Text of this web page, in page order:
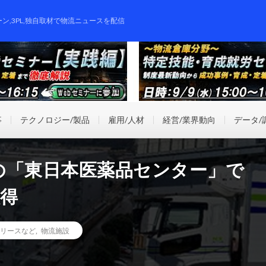
,3PL,独自取材で物流ニュースを配信
テクノロジー/製品 雇用/人材 経営/業界動向 データ/
東日本医薬品センター」で
ースなど 物流施設